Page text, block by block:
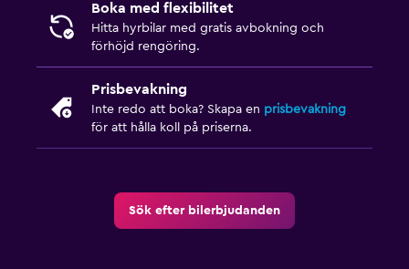
Boka med flexibilitet
Hitta hyrbilar med gratis avbokning och
förhöjd rengöring.
Prisbevakning
Inte redo att boka? Skapa en prisbevakning
för att hålla koll på priserna.
Sök efter bilerbjudanden